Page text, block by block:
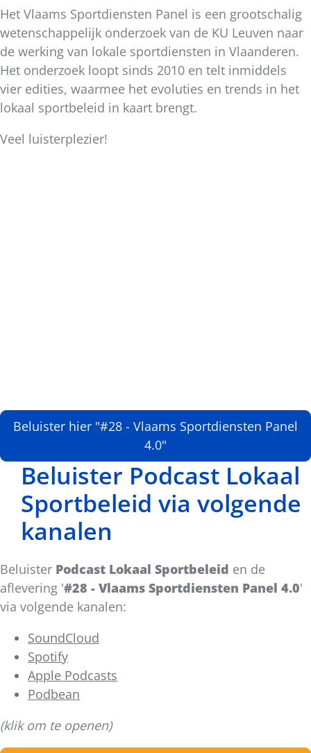
Het Vlaams Sportdiensten Panel is een grootschalig
wetenschappelijk onderzoek van de KU Leuven naar
de werking van lokale sportdiensten in Vlaanderen.
Het onderzoek loopt sinds 2010 en telt inmiddels
vier edities, waarmee het evoluties en trends in het
lokaal sportbeleid in kaart brengt.
Veel luisterplezier!
Beluister hier "#28 - Vlaams Sportdiensten Panel
4.0"
Beluister Podcast Lokaal
Sportbeleid via volgende
kanalen
Beluister Podcast Lokaal Sportbeleid en de
aflevering '#28 - Vlaams Sportdiensten Panel 4.0'
via volgende kanalen:
SoundCloud
Spotify
Apple Podcasts
Podbean
(klik om te openen)